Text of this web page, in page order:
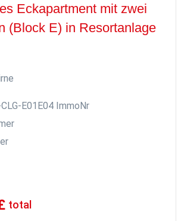
Eckapartment mit zwei
(Block E) in Resortanlage
E01E04 ImmoNr
total